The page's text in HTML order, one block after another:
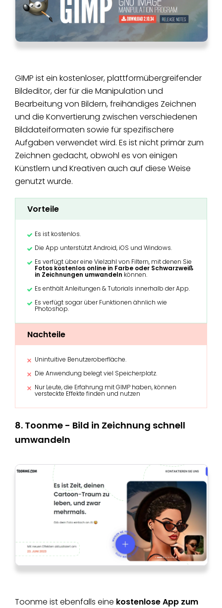
GIMP ist ein kostenloser, plattformübergreifender
Bildeditor, der für die Manipulation und
Bearbeitung von Bildern, freihändiges Zeichnen
und die Konvertierung zwischen verschiedenen
Bilddateiformaten sowie für spezifischere
Aufgaben verwendet wird. Es ist nicht primär zum
Zeichnen gedacht, obwohl es von einigen
Künstlern und Kreativen auch auf diese Weise
genutzt wurde.
Vorteile
Es ist kostenlos.
Die App unterstützt Android, iOS und Windows.
Es verfügt über eine Vielzahl von Filtern, mit denen Sie
Fotos kostenlos online in Farbe oder Schwarzweiß
in Zeichnungen umwandeln können.
Es enthält Anleitungen & Tutorials innerhalb der App.
Es verfügt sogar über Funktionen ähnlich wie
Photoshop.
Nachteile
Unintuitive Benutzeroberfläche.
Die Anwendung belegt viel Speicherplatz.
Nur Leute, die Erfahrung mit GIMP haben, können
versteckte Effekte finden und nutzen
8. Toonme - Bild in Zeichnung schnell
umwandeln
Toonme ist ebenfalls eine kostenlose App zum